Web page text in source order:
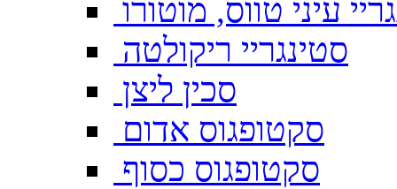
עיני טווס, מוטורו
סטינגריי ריקולטה
סכין ליצן
סקטופגוס אדום
סקטופגוס כסוף